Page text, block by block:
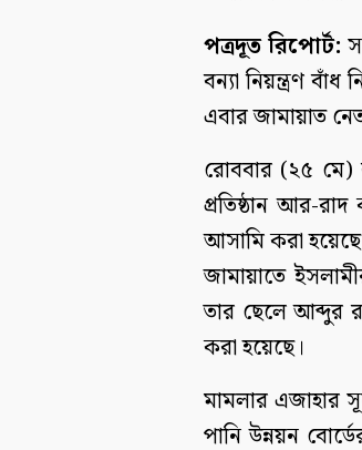
পত্রদূত রিপোর্ট:
বন্যা নিয়ন্ত্রণ
এবার জামায়াত
রোববার (২৫ মে)
প্রতিষ্ঠান আর-
আসামি করা
জামায়াতে
তার ছেলে আব্দুর
করা হয়েছে।
মামলার এজাহার
পানি উন্নয়ন